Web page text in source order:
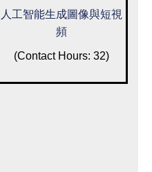
人工智能生成圖像與短視
頻
(Contact Hours: 32)